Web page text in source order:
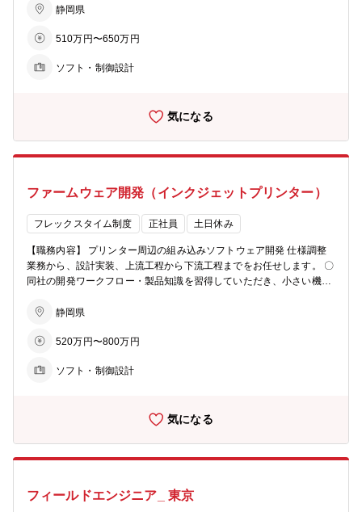
ミュニケーションが円滑にでき、実行力のある方 ・ファームウェア,
レンジングな精神を持った方 ・将来若手メンバーを引っ張っていける
HAPEの規模は大きくなく、開発以外の部門（営業・企画・サービ
た営業部門やサービス部門との距離が近いぶん、開発部門でありなが
いますし、企画部門他とも積極的に会話して一緒に製品を企画してい
ーランド ディー.ジー.株式会社の100％子会社である『DGSHAPE株
ディー.ジー.株式会社からの出向社員で構成されております。
静岡県
510万円〜650万円
ソフト・制御設計
気になる
ファームウェア開発（インクジェットプリンター）
フレックスタイム制度 正社員 土日休み
【職務内容】 プリンター周辺の組み込みソフトウェア開発 仕様調整
業務から、設計実装、上流工程から下流工程までをお任せします。 〇
同社の開発ワークフロー・製品知識を習得していただき、小さい機能
だきます。 〇適性に応じて、ソフト分野の中でも上層から下層までさ
ェクトリーダー等のとりまとめ役を担いご活躍いただきます。 【求め
囲とコミュニケーションが円滑にでき、実行力のある方 ・仕事にスピ
担当しています。プリンター内に組み込まれる制御系ファームウェア
開発体制です。 プリンターの知識はなくとも、プログラミングが好き
静岡県
520万円〜800万円
ソフト・制御設計
気になる
フィールドエンジニア_ 東京